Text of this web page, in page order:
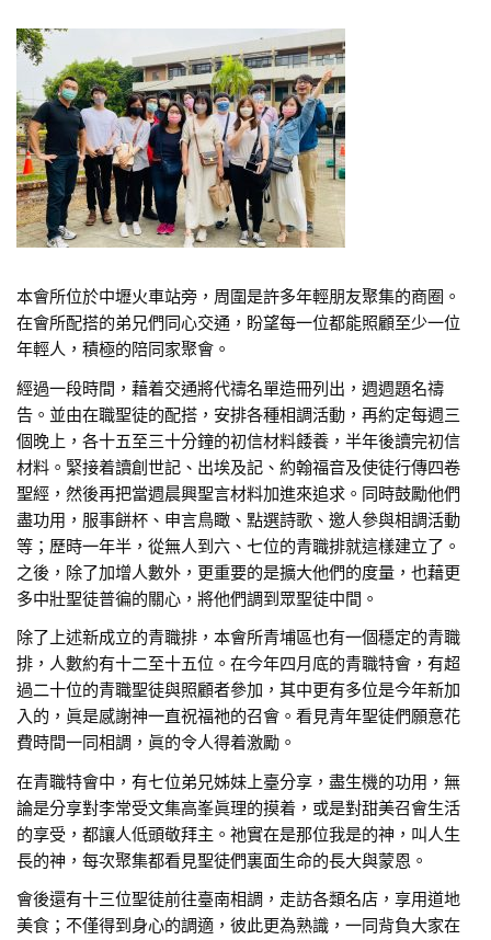
本會所位於中壢火車站旁，周圍是許多年輕朋友聚集的商圈。
在會所配搭的弟兄們同心交通，盼望每一位都能照顧至少一位
年輕人，積極的陪同家聚會。
經過一段時間，藉着交通將代禱名單造冊列出，週週題名禱
告。並由在職聖徒的配搭，安排各種相調活動，再約定每週三
個晚上，各十五至三十分鐘的初信材料餧養，半年後讀完初信
材料。緊接着讀創世記、出埃及記、約翰福音及使徒行傳四卷
聖經，然後再把當週晨興聖言材料加進來追求。同時鼓勵他們
盡功用，服事餅杯、申言鳥瞰、點選詩歌、邀人參與相調活動
等；歷時一年半，從無人到六、七位的青職排就這樣建立了。
之後，除了加增人數外，更重要的是擴大他們的度量，也藉更
多中壯聖徒普徧的關心，將他們調到眾聖徒中間。
除了上述新成立的青職排，本會所青埔區也有一個穩定的青職
排，人數約有十二至十五位。在今年四月底的青職特會，有超
過二十位的青職聖徒與照顧者參加，其中更有多位是今年新加
入的，眞是感謝神一直祝福祂的召會。看見青年聖徒們願意花
費時間一同相調，眞的令人得着激勵。
在青職特會中，有七位弟兄姊妹上臺分享，盡生機的功用，無
論是分享對李常受文集高峯眞理的摸着，或是對甜美召會生活
的享受，都讓人低頭敬拜主。祂實在是那位我是的神，叫人生
長的神，每次聚集都看見聖徒們裏面生命的長大與蒙恩。
會後還有十三位聖徒前往臺南相調，走訪各類名店，享用道地
美食；不僅得到身心的調適，彼此更為熟識，一同背負大家在